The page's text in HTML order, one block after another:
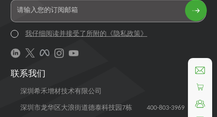
我仔细阅读并接受了所附的《隐私政策》
联系我们
深圳希禾增材技术有限公司
深圳市龙华区大浪街道德泰科技园7栋 400-803-3969